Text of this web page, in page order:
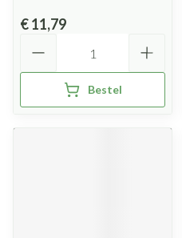
€ 11,79
Bestel